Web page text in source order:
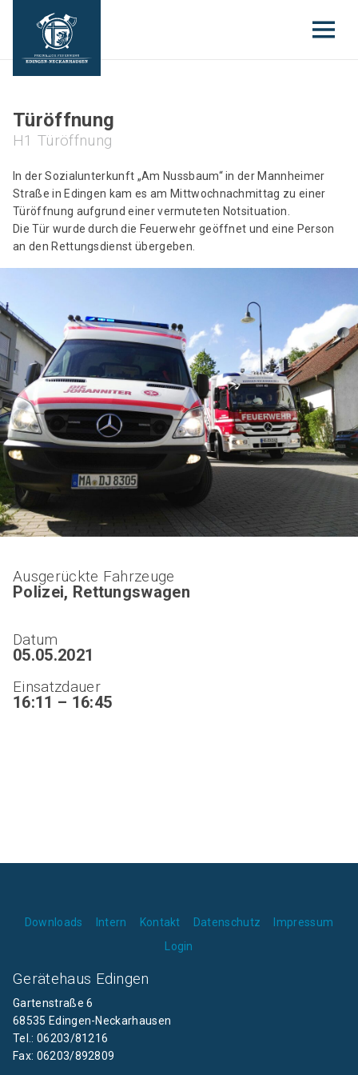
Türöffnung
H1 Türöffnung
In der Sozialunterkunft „Am Nussbaum“ in der Mannheimer
Straße in Edingen kam es am Mittwochnachmittag zu einer
Türöffnung aufgrund einer vermuteten Notsituation.
Die Tür wurde durch die Feuerwehr geöffnet und eine Person
an den Rettungsdienst übergeben.
Ausgerückte Fahrzeuge
Polizei, Rettungswagen
Datum
05.05.2021
Einsatzdauer
16:11 – 16:45
Downloads Intern Kontakt Datenschutz
Impressum
Login
Gerätehaus Edingen
Gartenstraße 6
68535 Edingen-Neckarhausen
Tel.: 06203/81216
Fax: 06203/892809